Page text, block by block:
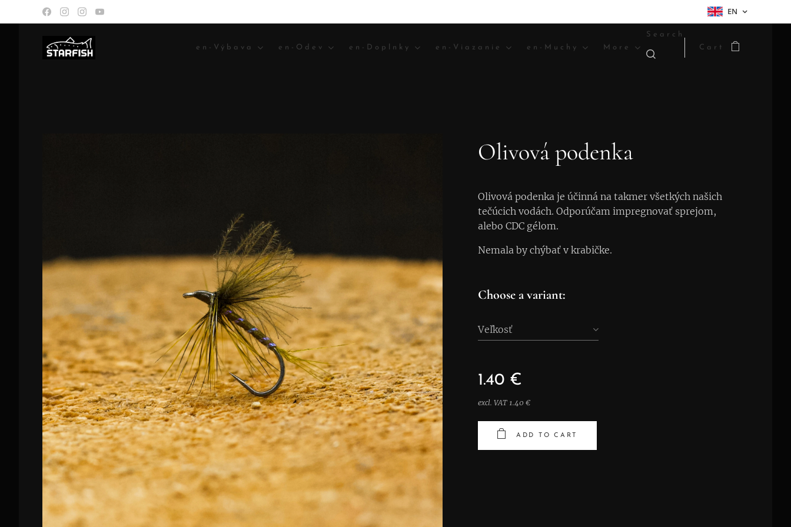
EN
en-Výbava en-Odev en-Doplnky en-Viazanie en-Muchy More
Search
Cart
Olivová podenka
Olivová podenka je účinná na takmer všetkých našich
tečúcich vodách. Odporúčam impregnovať sprejom,
alebo CDC gélom.
Nemala by chýbať v krabičke.
Choose a variant:
Veľkosť
1.40 €
excl. VAT 1.40 €
ADD TO CART